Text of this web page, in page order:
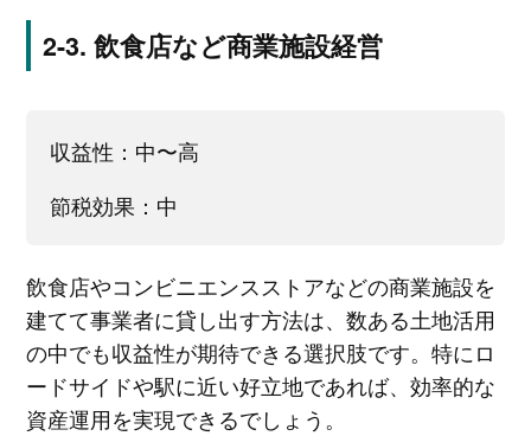
飲食店など商業施設経営
収益性：中〜高
節税効果：中
飲食店やコンビニエンスストアなどの商業施設を
建てて事業者に貸し出す方法は、数ある土地活用
の中でも収益性が期待できる選択肢です。特にロ
ードサイドや駅に近い好立地であれば、効率的な
資産運用を実現できるでしょう。